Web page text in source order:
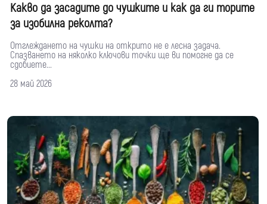
Какво да засадите до чушките и как да ги торите
за изобилна реколта?
Отглеждането на чушки на открито не е лесна задача.
Спазването на няколко ключови точки ще ви помогне да се
сдобиете...
28 май 2026